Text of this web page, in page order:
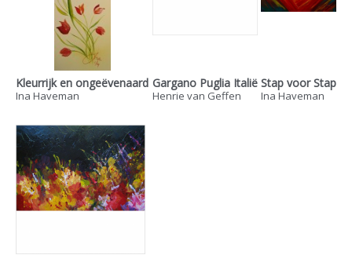
Kleurrijk en ongeëvenaard
Ina Haveman
Gargano Puglia Italië
Henrie van Geffen
Stap voor Stap
Ina Haveman